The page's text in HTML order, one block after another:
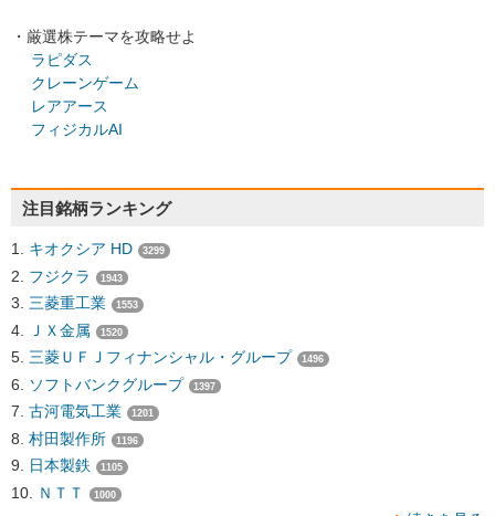
・厳選株テーマを攻略せよ
ラピダス
クレーンゲーム
レアアース
フィジカルAI
注目銘柄ランキング
キオクシア HD 3299
フジクラ 1943
三菱重工業 1553
ＪＸ金属 1520
三菱ＵＦＪフィナンシャル・グループ 1496
ソフトバンクグループ 1397
古河電気工業 1201
村田製作所 1196
日本製鉄 1105
ＮＴＴ 1000